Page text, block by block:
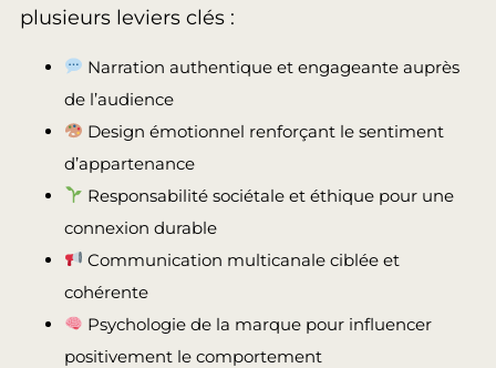
plusieurs leviers clés :
Narration authentique et engageante auprès
de l’audience
Design émotionnel renforçant le sentiment
d’appartenance
Responsabilité sociétale et éthique pour une
connexion durable
Communication multicanale ciblée et
cohérente
Psychologie de la marque pour influencer
positivement le comportement